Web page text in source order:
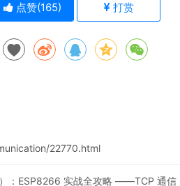
点赞(165) 打赏
22770.html
：ESP8266 实战全攻略 ——TCP 通信